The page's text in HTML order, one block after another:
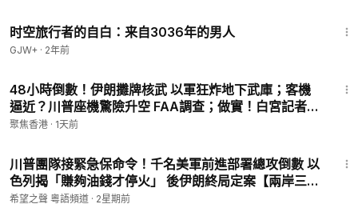
时空旅行者的自白：来自3036年的男人
GJW+ · 2年前
48小時倒數！伊朗攤牌核武 以軍狂炸地下武庫；客機
逼近？川普座機驚險升空 FAA調查；做實！白宮記者揭
黑幕 習砸巨資攻陷 美媒成中宣部【今日看點】
聚焦香港 · 1天前
川普團隊接緊急保命令！千名美軍前進部署總攻倒數 以
色列揭「賺夠油錢才停火」 後伊朗終局定案【兩岸三
地】
希望之聲 粵語頻道 · 2星期前